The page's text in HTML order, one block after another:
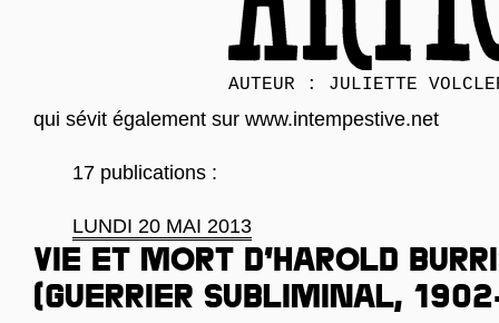
AUTEUR : JULIETTE
qui sévit également sur www.intempestive.net
17 publications :
LUNDI 20 MAI 2013
Vie et mort d’Harold
(guerrier subliminal,